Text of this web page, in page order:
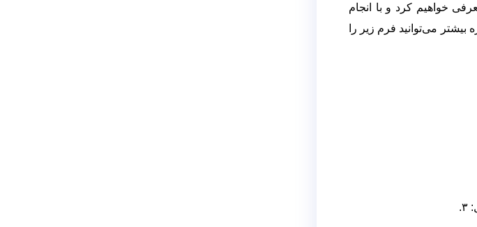
خواهیم کرد و با انجام
می‌توانید فرم زیر را